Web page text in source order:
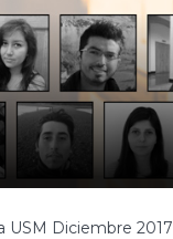
USM Diciembre 2017